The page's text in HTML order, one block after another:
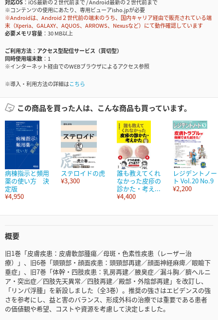
対応OS
iOS最新の２世代前まで / Android最新の２世代前まで
※コンテンツの使用にあたり、専用ビューアisho.jpが必要
※Androidは、Android２世代前の端末のうち、国内キャリア経由で販売されている端
末（Xperia、GALAXY、AQUOS、ARROWS、Nexusなど）にて動作確認しています
必要メモリ容量
30 MB以上
ご利用方法
アクセス型配信サービス（買切型）
同時使用端末数
1
※インターネット経由でのWEBブラウザによるアクセス参照
※導入・利用方法の詳細はこちら
この商品を買った人は、こんな商品も買っています。
病棟指示と頻用
薬の使い方 決
定版
¥4,950
ステロイドの虎
¥3,300
誰も教えてくれ
なかった皮疹の
診かた・考え...
¥4,400
レジデントノー
ト Vol.20 No.9
¥2,200
概要
旧1巻「皮膚疾患：皮膚軟部腫瘍／母斑・色素性疾患（レーザー治
療）」、旧6巻「頭頸部・顔面疾患：頭頸部再建／顔面神経麻痺／眼瞼下
垂症」、旧7巻「体幹・四肢疾患：乳房再建／腋臭症／漏斗胸／臍ヘルニ
ア・突出症／四肢先天異常／四肢再建／殿部・外陰部再建」を改訂し、
「リンパ浮腫」を新設しました（全3巻）。推奨の強さはエビデンスの強
さを参考にし、益と害のバランス、形成外科の治療では重要である患者
の価値観や希望、コストや資源を考慮して決定しました。